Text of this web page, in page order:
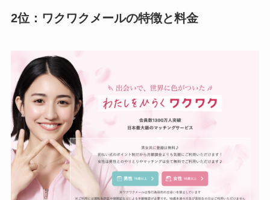
2位：ワクワクメールの特徴と料金